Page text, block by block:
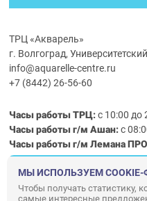
ТРЦ «Акварель»
г. Волгоград,
info@aquarelle-centre.ru
+7 (8442) 26-56-60
Часы работы ТРЦ:с 10:00 до
Часы работы г/м Ашан:с
Часы работыг/мЛемана ПРО
Правила посещения ТРЦ
МЫ ИСПОЛЬЗУЕМ
Чтобы получать статистику,
самые интересные